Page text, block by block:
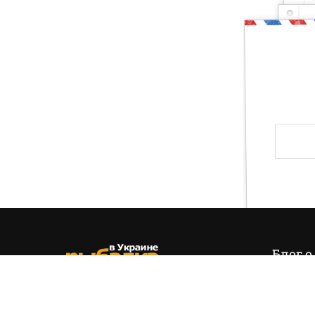
Блог
Ты — рыбак,
Друг, тогда предлагаю тебе проверить свои
и хвала! Слава твоя навсегда останется на